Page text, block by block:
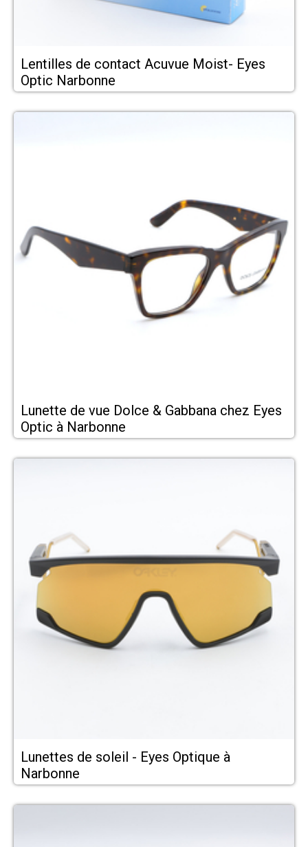
Lentilles de contact Acuvue Moist- Eyes
Optic Narbonne
Lunette de vue Dolce & Gabbana chez Eyes
Optic à Narbonne
Lunettes de soleil - Eyes Optique à
Narbonne